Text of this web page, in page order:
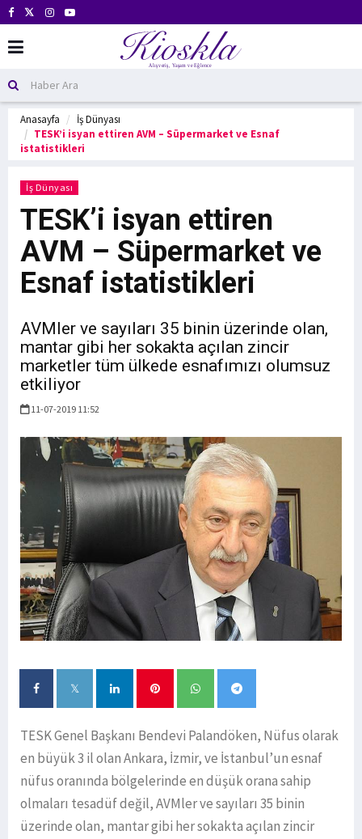
Anasayfa
İş Dünyası
TESK’i isyan ettiren AVM – Süpermarket ve Esnaf
istatistikleri
İş Dünyası
TESK’i isyan ettiren
AVM – Süpermarket ve
Esnaf istatistikleri
AVMler ve sayıları 35 binin üzerinde olan,
mantar gibi her sokakta açılan zincir
marketler tüm ülkede esnafımızı olumsuz
etkiliyor
11-07-2019 11:52
TESK Genel Başkanı Bendevi Palandöken, Nüfus olarak
en büyük 3 il olan Ankara, İzmir, ve İstanbul’un esnaf
nüfus oranında bölgelerinde en düşük orana sahip
olmaları tesadüf değil, AVMler ve sayıları 35 binin
üzerinde olan, mantar gibi her sokakta açılan zincir